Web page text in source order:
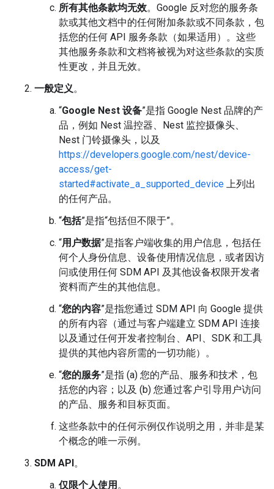
所有其他条款均无效。Google 反对您的服务条
款或其他文档中的任何附加条款或不同条款，包
括您的任何 API 服务条款（如果适用）。这些
其他服务条款和文档将被视为对这些条款的实质
性更改，并且无效。
一般定义。
“Google Nest 设备”是指 Google Nest 品牌的产
品，例如 Nest 温控器、Nest 监控摄像头、
Nest 门铃摄像头，以及
https://developers.google.com/nest/device-
access/get-
started#activate_a_supported_device 上列出
的任何产品。
“包括”是指“包括但不限于”。
“用户数据”是指客户端收集的用户信息，包括任
何个人身份信息、设备使用情况信息，或者因访
问或使用任何 SDM API 及其他设备权限开发者
资料而产生的其他信息。
“您的内容”是指您通过 SDM API 向 Google 提供
的所有内容（通过与客户端建立 SDM API 连接
以及通过任何开发者控制台、API、SDK 和工具
提供的其他内容所需的一切功能）。
“您的服务”是指 (a) 您的产品、服务和技术，包
括您的内容；以及 (b) 您通过客户引导用户访问
的产品、服务和目标页面。
这些条款中的任何示例仅作说明之用，并非是某
个概念的唯一示例。
SDM API。
仅限个人使用 。